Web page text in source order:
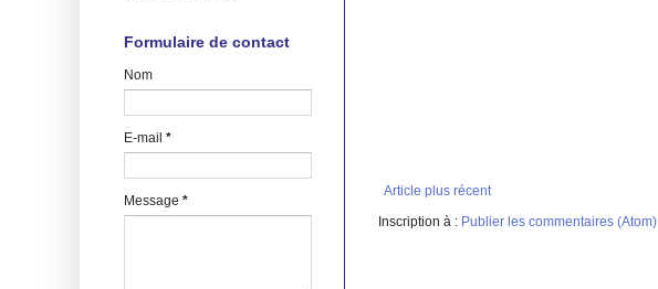
Article plus récent
Inscription à : Publier les commentaires (Atom)
Formulaire de contact
Nom
E-mail *
Message *